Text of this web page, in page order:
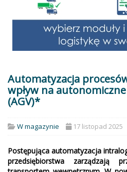
Automatyzacja
wpływ na
(AGV)*
W magazynie 17 listopad 2025
Postępująca automatyzacja
przedsiębiorstwa zarządzają